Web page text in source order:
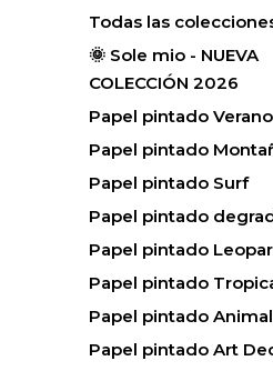
Todas las
🌞 Sole mio - NUEVA
COLECCIÓN 2026
Papel pintado
Papel pintado
Papel pintado Surf
Papel pintado
Papel pintado
Papel pintado
Papel pintado
Papel pintado Art